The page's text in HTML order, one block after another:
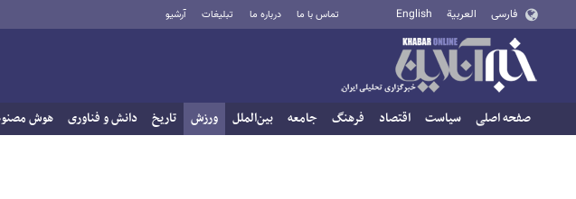
فارسی العربية English تماس با ما درباره ما تبلیغات آرشیو
صفحه اصلی سیاست اقتصاد فرهنگ جامعه بین‌الملل ورزش تاریخ دانش و فناوری هوش